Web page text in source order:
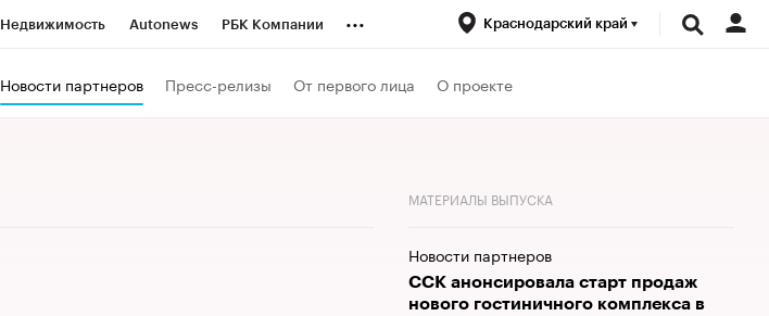
Недвижимость Autonews РБК Компании ... Краснодарский край
Новости партнеров Пресс-релизы От первого лица О проекте
МАТЕРИАЛЫ ВЫПУСКА
Новости партнеров
ССК анонсировала старт продаж
нового гостиничного комплекса в